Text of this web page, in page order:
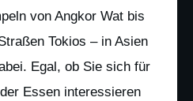
von Angkor Wat bis
Tokios – in Asien
Egal, ob Sie sich für
Essen interessieren